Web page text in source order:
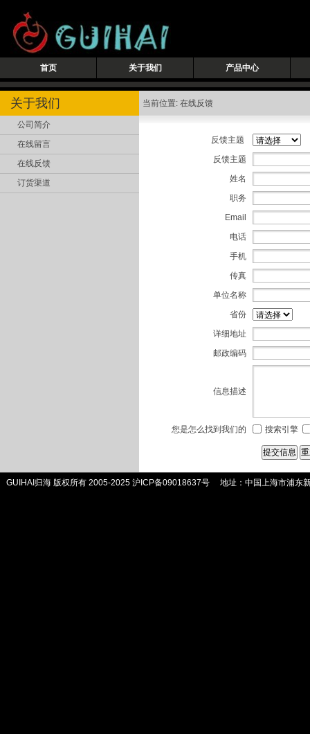
首页 关于我们 产品中心
当前位置: 在线反馈
反馈主题
反馈主题
姓名
职务
Email
电话
手机
传真
单位名称
省份
详细地址
邮政编码
信息描述
您是怎么找到我们的 搜索引擎
关于我们
公司简介
在线留言
在线反馈
订货渠道
GUIHAI归海 版权所有 2005-2025 沪ICP备09018637号 地址：中国上海市浦东